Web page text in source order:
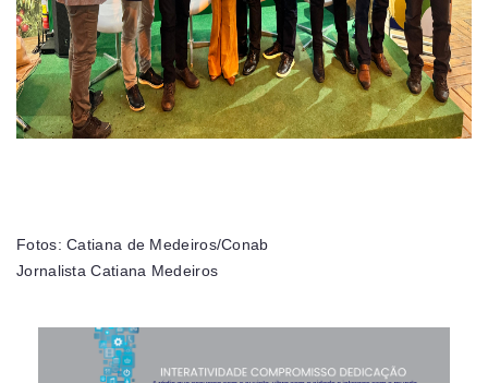
Fotos: Catiana de Medeiros/Conab
Jornalista Catiana Medeiros